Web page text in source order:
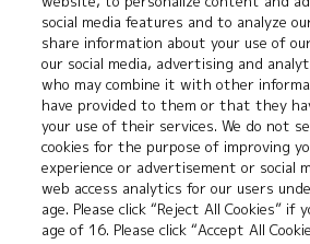
©本郷あきよし・フジテレビ・東
social media features and to analyze
share information about your use of
our social media, advertising and
who may combine it with other
have provided to them or that they
your use of their services. We do not
cookies for the purpose of improving
experience or advertisement or social
web access analytics for our users
age. Please click “Reject All Cookies” if
age of 16. Please click “Accept All